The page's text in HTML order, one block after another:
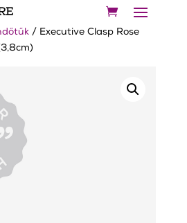
/ Executive Clasp Rose